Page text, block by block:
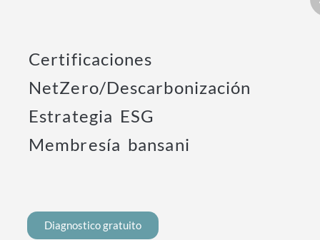
Certificaciones
NetZero/Descarbonización
Estrategia ESG
Membresía bansani
Diagnostico gratuito